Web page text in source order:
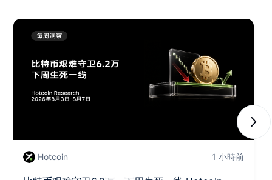
Hotcoin 1 小時前